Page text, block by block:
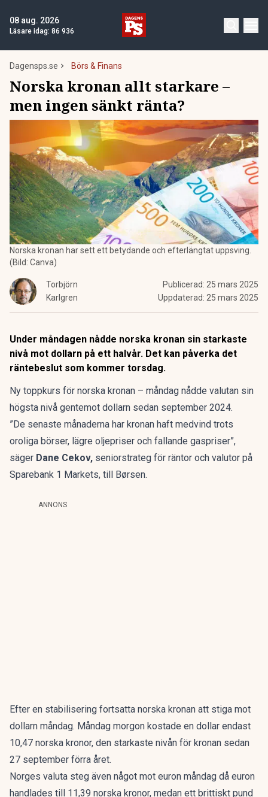
08 aug. 2026
Läsare idag: 86 936
Dagensps.se Börs & Finans
Norska kronan allt starkare –
men ingen sänkt ränta?
Norska kronan har sett ett betydande och efterlängtat uppsving.
(Bild: Canva)
Torbjörn
Karlgren
Publicerad: 25 mars 2025
Uppdaterad: 25 mars 2025
Under måndagen nådde norska kronan sin starkaste
nivå mot dollarn på ett halvår. Det kan påverka det
räntebeslut som kommer torsdag.
Ny toppkurs för norska kronan – måndag nådde valutan sin
högsta nivå gentemot dollarn sedan september 2024.
”De senaste månaderna har kronan haft medvind trots
oroliga börser, lägre oljepriser och fallande gaspriser”,
säger Dane Cekov, seniorstrateg för räntor och valutor på
Sparebank 1 Markets, till Børsen.
ANNONS
Efter en stabilisering fortsatta norska kronan att stiga mot
dollarn måndag. Måndag morgon kostade en dollar endast
10,47 norska kronor, den starkaste nivån för kronan sedan
27 september förra året.
Norges valuta steg även något mot euron måndag då euron
handlades till 11,39 norska kronor, medan ett brittiskt pund